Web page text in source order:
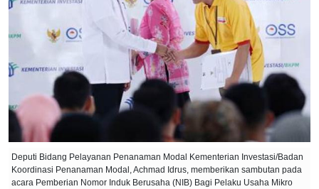
Deputi Bidang Pelayanan Penanaman Modal Kementerian Investasi/Badan
Koordinasi Penanaman Modal, Achmad Idrus, memberikan sambutan pada
acara Pemberian Nomor Induk Berusaha (NIB) Bagi Pelaku Usaha Mikro